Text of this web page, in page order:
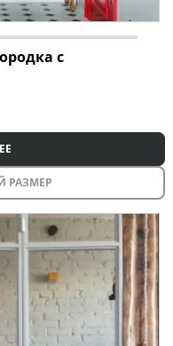
с
РАЗМЕР